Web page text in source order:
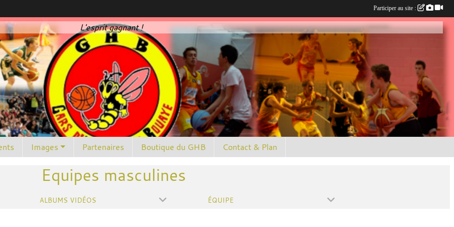
L'esprit gagnant !
Images Partenaires Boutique du GHB Contact & Plan
Equipes masculines
ALBUMS VIDÉOS ÉQUIPE
Participer au site :